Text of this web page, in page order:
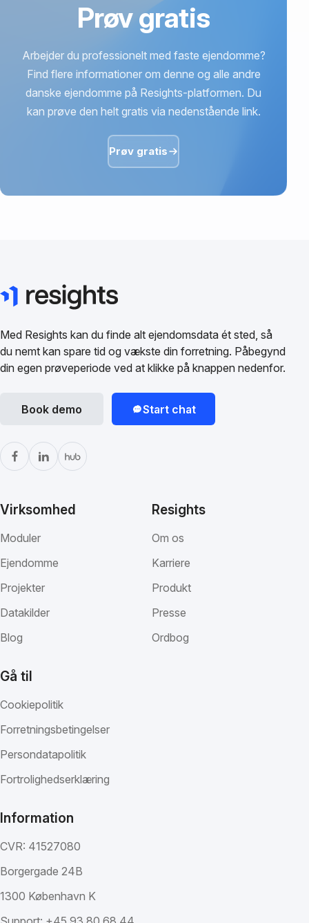
Prøv gratis
Arbejder du professionelt med faste ejendomme?
Find flere informationer om denne og alle andre
danske ejendomme på Resights-platformen. Du
kan prøve den helt gratis via nedenstående link.
Prøv gratis
Med Resights kan du finde alt ejendomsdata ét sted, så
du nemt kan spare tid og vækste din forretning. Påbegynd
din egen prøveperiode ved at klikke på knappen nedenfor.
Book demo Start chat
Virksomhed
Moduler
Ejendomme
Projekter
Datakilder
Blog
Resights
Om os
Karriere
Produkt
Presse
Ordbog
Gå til
Cookiepolitik
Forretningsbetingelser
Persondatapolitik
Fortrolighedserklæring
Information
CVR: 41527080
Borgergade 24B
1300 København K